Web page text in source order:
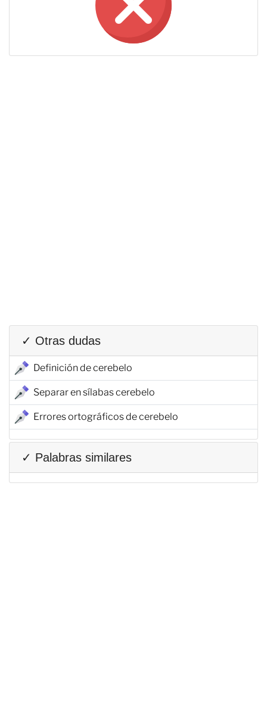
✓ Otras dudas
Definición de cerebelo
Separar en sílabas cerebelo
Errores ortográficos de cerebelo
✓ Palabras similares